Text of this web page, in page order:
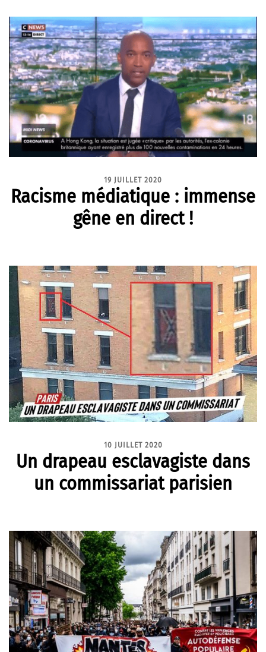
19 JUILLET 2020
Racisme médiatique : immense
gêne en direct !
10 JUILLET 2020
Un drapeau esclavagiste dans
un commissariat parisien